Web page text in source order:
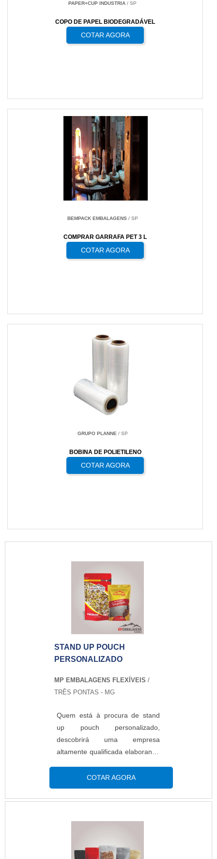
PAPER+CUP INDUSTRIA / SP
COPO DE PAPEL BIODEGRADÁVEL
COTAR AGORA
BEMPACK EMBALAGENS/ SP
COMPRAR GARRAFA PET 3 L
COTAR AGORA
GRUPO PLANNE/ SP
BOBINA DE POLIETILENO
COTAR AGORA
STAND UP POUCH
PERSONALIZADO
MP EMBALAGENS FLEXÍVEIS /
TRÊS PONTAS - MG
Quem está à procura de stand
up pouch personalizado,
descobrirá uma empresa
altamente qualificada elaborando
melhor companhia do segmento
e encontrando sofisticação e
preço justo em um só
cliente poderá contar com
COTAR AGORA